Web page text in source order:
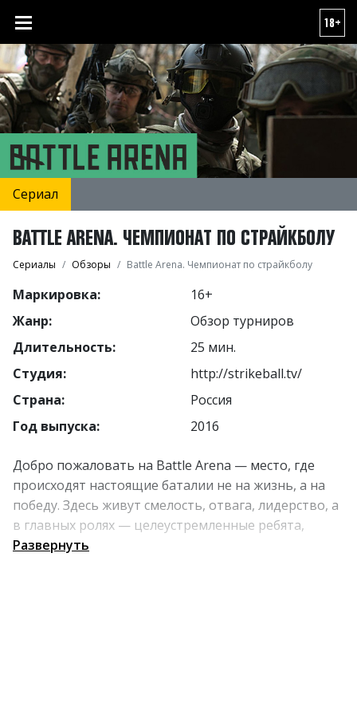
18+
Сериал
BATTLE ARENA. ЧЕМПИОНАТ ПО СТРАЙКБОЛУ
Сериалы Обзоры Battle Arena. Чемпионат по страйкболу
Маркировка:
16+
Жанр:
Обзор турниров
Длительность:
25 мин.
Студия:
http://strikeball.tv/
Страна:
Россия
Год выпуска:
2016
Добро пожаловать на Battle Arena — место, где
происходят настоящие баталии не на жизнь, а на
победу. Здесь живут смелость, отвага, лидерство, а
в главных ролях — целеустремленные ребята,
которые состоят в тесных отношениях со
Развернуть